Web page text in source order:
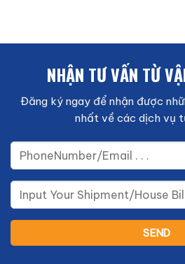
NHẬN TƯ VẤN TỪ
Đăng ký ngay để nhận được
nhất về các dịch vụ